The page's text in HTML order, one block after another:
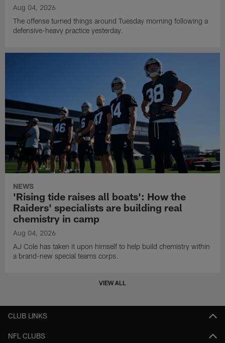
Aug 04, 2026
The offense turned things around Tuesday morning following a
defensive-heavy practice yesterday.
NEWS
'Rising tide raises all boats': How the
Raiders' specialists are building real
chemistry in camp
Aug 04, 2026
AJ Cole has taken it upon himself to help build chemistry within
a brand-new special teams corps.
VIEW ALL
CLUB LINKS
NFL CLUBS